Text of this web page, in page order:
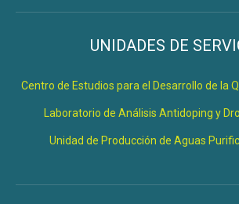
UNIDADES DE
Centro de Estudios para el Desarrollo de la
Laboratorio de Análisis Antidoping y
Unidad de Producción de Aguas